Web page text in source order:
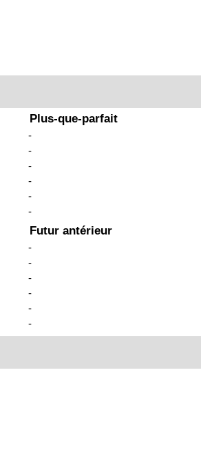
Plus-que-parfait
-
-
-
-
-
-
Futur antérieur
-
-
-
-
-
-